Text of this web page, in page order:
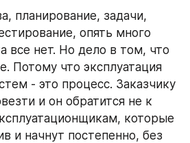
планирование, задачи,
опять много
все нет. Но дело в том, что
Потому что эксплуатация
- это процесс. Заказчику
и он обратится не к
которые
и начнут постепенно, без